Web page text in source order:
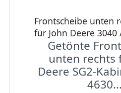
Frontscheibe unten
für John Deere 3040
Getönte
unten rechts
Deere SG2-
4630...